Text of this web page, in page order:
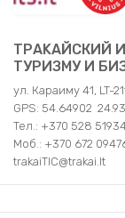
TРAKAЙСКИЙ
ТУРИЗМУ И
ул. Караиму 41, LT-
GPS: 54.64902
Teл.: +370 528
Moб.: +370 672
trakaiTIC@trakai.lt